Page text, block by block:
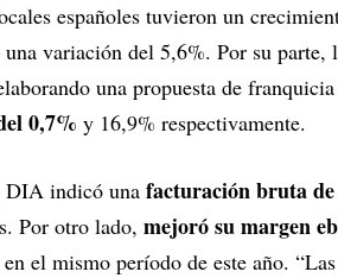
españoles tuvieron un
variación del 5,6%. Por su parte,
una propuesta de
0,7% y 16,9% respectivamente.
DIA indicó una facturación bruta
Por otro lado, mejoró su margen
el mismo período de este año.